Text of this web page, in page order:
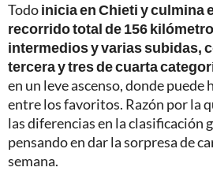
Todoinicia en Chieti y culmina
recorrido total de 156
intermedios y varias subidas,
tercera y tres de cuarta
en un leve ascenso, donde
entre los favoritos. Razón por la
las diferencias en la clasificación
pensando en dar la sorpresa de
semana.